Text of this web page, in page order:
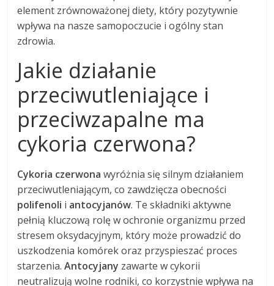
element zrównoważonej diety, który pozytywnie
wpływa na nasze samopoczucie i ogólny stan
zdrowia.
Jakie działanie
przeciwutleniające i
przeciwzapalne ma
cykoria czerwona?
Cykoria czerwona wyróżnia się silnym działaniem
przeciwutleniającym, co zawdzięcza obecności
polifenoli i antocyjanów. Te składniki aktywne
pełnią kluczową rolę w ochronie organizmu przed
stresem oksydacyjnym, który może prowadzić do
uszkodzenia komórek oraz przyspieszać proces
starzenia.Antocyjany zawarte w cykorii
neutralizują wolne rodniki, co korzystnie wpływa na